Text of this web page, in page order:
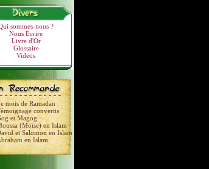
sommes-nous ?
Nous Ecrire
Livre d'Or
Glossaire
Videos
mois de Ramadan
convertis
et Magog
(Moïse) en Islam
et Salomon en Islam
en Islam